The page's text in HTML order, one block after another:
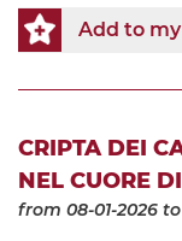
Add to
CRIPTA DEI
NEL CUORE
from 08-01-2026 to